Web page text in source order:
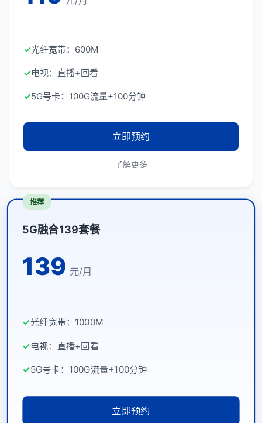
✓光纤宽带：600M
✓电视：直播+回看
✓5G号卡：100G流量+100分钟
立即预约
了解更多
推荐
5G融合139套餐
139 元/月
✓光纤宽带：1000M
✓电视：直播+回看
✓5G号卡：100G流量+100分钟
立即预约